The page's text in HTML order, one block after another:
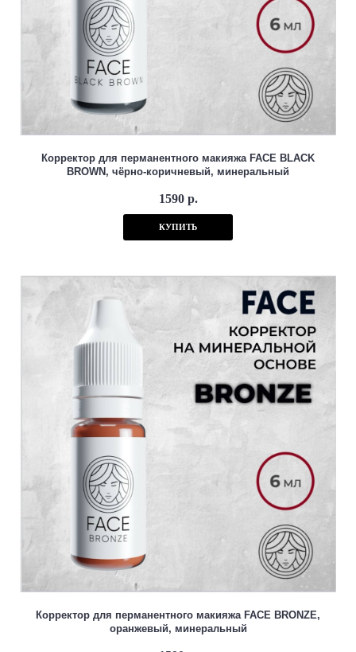
Корректор для перманентного макияжа FACE BLACK
BROWN, чёрно-коричневый, минеральный
1590 р.
КУПИТЬ
Корректор для перманентного макияжа FACE BRONZE,
оранжевый, минеральный